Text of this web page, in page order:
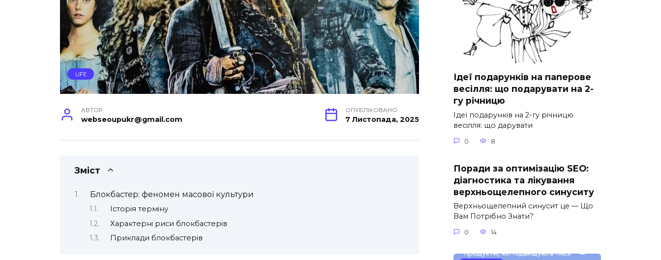
LIFE
АВТОР
webseoupukr@gmail.com
ОПУБЛІКОВАНО
7 Листопада, 2025
Зміст
Блокбастер: феномен масової культури
Історія терміну
Характерні риси блокбастерів
Приклади блокбастерів
Ідеї подарунків на паперове
весілля: що подарувати на 2-
гу річницю
Ідеї подарунків на 2-гу річницю
весілля: що дарувати
0 8
Поради за оптимізацію SEO:
діагностика та лікування
верхньощелепного синуситу
Верхньощелепний синусит це — Що
Вам Потрібно Знати?
0 14